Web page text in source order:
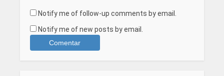
Notify me of follow-up comments by email.
Notify me of new posts by email.